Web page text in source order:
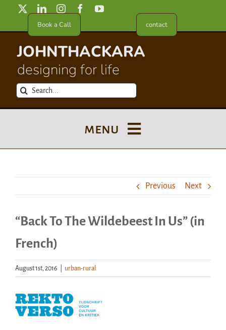
content
Book a Call contact
JOHNTHACKARA
designing for life
Search
menu
About
Meet in France
Handouts
Previous Next
“Back To The Wildebeest In Us” (in
French)
August 1st, 2016 urban-rural